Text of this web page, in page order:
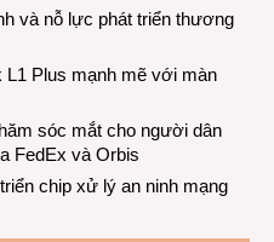
và nỗ lực phát triển thương
L1 Plus mạnh mẽ với màn
sóc mắt cho người dân
FedEx và Orbis
chip xử lý an ninh mạng